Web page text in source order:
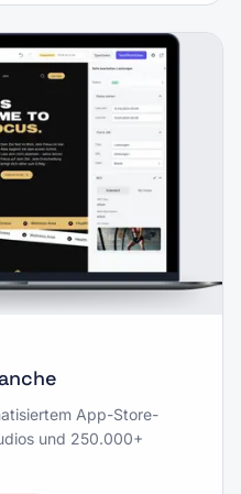
App-Store-
und 250.000+